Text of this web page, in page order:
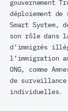
gouvernement
déploiement
Smart System,
son rôle dans
d’immigrés
l’immigration
ONG, comme
de
individuelles.